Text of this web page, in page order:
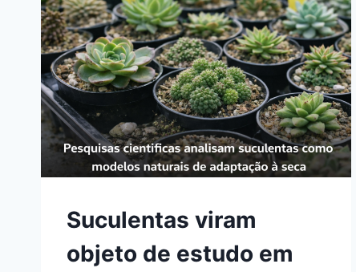
Suculentas viram
objeto de estudo em